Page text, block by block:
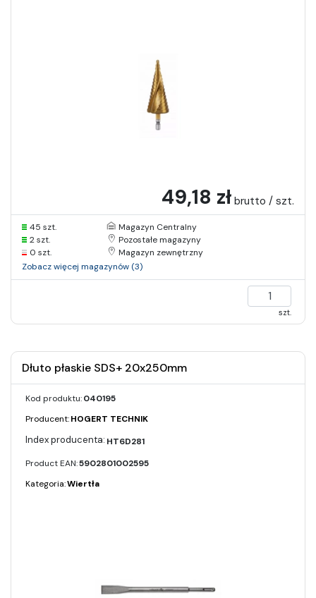
49,18 zł brutto / szt.
45 szt.
Magazyn Centralny
2 szt.
Pozostałe magazyny
0 szt.
Magazyn zewnętrzny
Zobacz więcej magazynów (3)
szt.
Dłuto płaskie SDS+ 20x250mm
Kod produktu:040195
Producent:HOGERT TECHNIK
HT6D281
Product EAN:5902801002595
Kategoria:Wiertła